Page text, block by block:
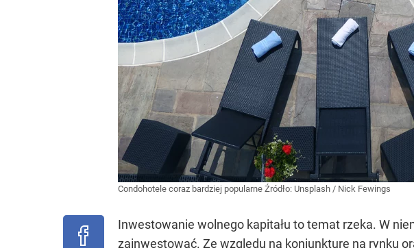
Condohotele coraz bardziej popularne Źródło: Unsplash / Nick Fewings
Inwestowanie wolnego kapitału to temat rzeka. W
zainwestować. Ze względu na koniunkturę na rynku